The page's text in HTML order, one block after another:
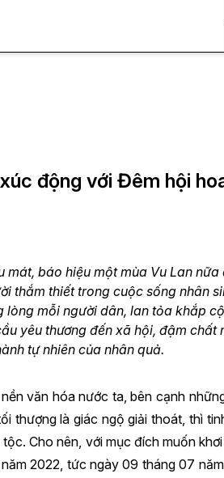
động với Đêm hội
mát, báo hiệu một mùa Vu Lan
thắm thiết trong cuộc sống nhân
mỗi người dân, lan tỏa khắp
yêu thương đến xã hội, đậm
tự nhiên của nhân quả.
văn hóa nước ta, bên cạnh
thượng là giác ngộ giải thoát, thì
Cho nên, với mục đích muốn
2022, tức ngày 09 tháng 07